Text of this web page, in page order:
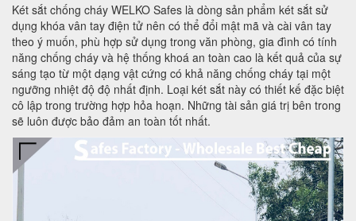
Két sắt chống cháy WELKO Safes là dòng sản phẩm két sắt sử
dụng khóa vân tay điện tử nên có thể đổi mật mã và cài vân tay
theo ý muốn, phù hợp sử dụng trong văn phòng, gia đình có tính
năng chống cháy và hệ thống khoá an toàn cao là kết quả của sự
sáng tạo từ một dạng vật cứng có khả năng chống cháy tại một
ngưỡng nhiệt độ độ nhất định. Loại két sắt này có thiết kế đặc biệt
cô lập trong trường hợp hỏa hoạn. Những tài sản giá trị bên trong
sẽ luôn được bảo đảm an toàn tốt nhất.